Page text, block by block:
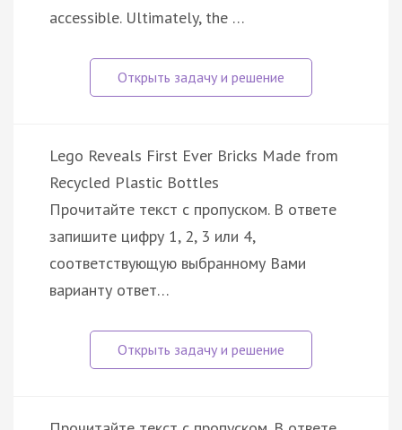
accessible. Ultimately, the …
Lego Reveals First Ever Bricks Made from
Recycled Plastic Bottles
Прочитайте текст с пропуском. В ответе
запишите цифру 1, 2, 3 или 4,
соответствующую выбранному Вами
варианту ответ…